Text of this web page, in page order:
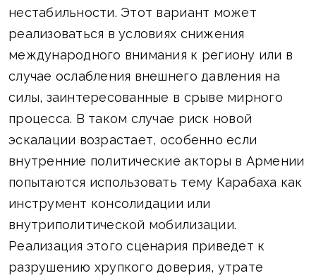
нестабильности. Этот вариант может
реализоваться в условиях снижения
международного внимания к региону или в
случае ослабления внешнего давления на
силы, заинтересованные в срыве мирного
процесса. В таком случае риск новой
эскалации возрастает, особенно если
внутренние политические акторы в Армении
попытаются использовать тему Карабаха как
инструмент консолидации или
внутриполитической мобилизации.
Реализация этого сценария приведет к
разрушению хрупкого доверия, утрате